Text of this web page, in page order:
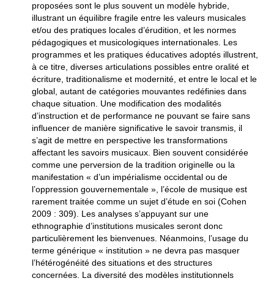
proposées sont le plus souvent un modèle hybride,
illustrant un équilibre fragile entre les valeurs musicales
et/ou des pratiques locales d’érudition, et les normes
pédagogiques et musicologiques internationales. Les
programmes et les pratiques éducatives adoptés illustrent,
à ce titre, diverses articulations possibles entre oralité et
écriture, traditionalisme et modernité, et entre le local et le
global, autant de catégories mouvantes redéfinies dans
chaque situation. Une modification des modalités
d’instruction et de performance ne pouvant se faire sans
influencer de manière significative le savoir transmis, il
s’agit de mettre en perspective les transformations
affectant les savoirs musicaux. Bien souvent considérée
comme une perversion de la tradition originelle ou la
manifestation « d’un impérialisme occidental ou de
l’oppression gouvernementale », l’école de musique est
rarement traitée comme un sujet d’étude en soi (Cohen
2009 : 309). Les analyses s’appuyant sur une
ethnographie d’institutions musicales seront donc
particulièrement les bienvenues. Néanmoins, l’usage du
terme générique « institution » ne devra pas masquer
l’hétérogénéité des situations et des structures
concernées. La diversité des modèles institutionnels